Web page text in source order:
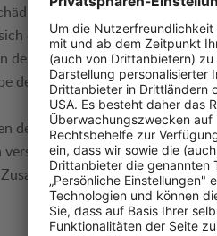
kann es zum Austreten
die Leistung der
der Rückrufaktion wird der
des Sprechers auf zirka 1
der betroffenen Fahrzeuge
Die Rückrufaktion
keine Unfälle